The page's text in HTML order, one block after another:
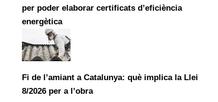
per poder elaborar certificats d’eficiència
energètica
Fi de l’amiant a Catalunya: què implica la Llei
8/2026 per a l’obra